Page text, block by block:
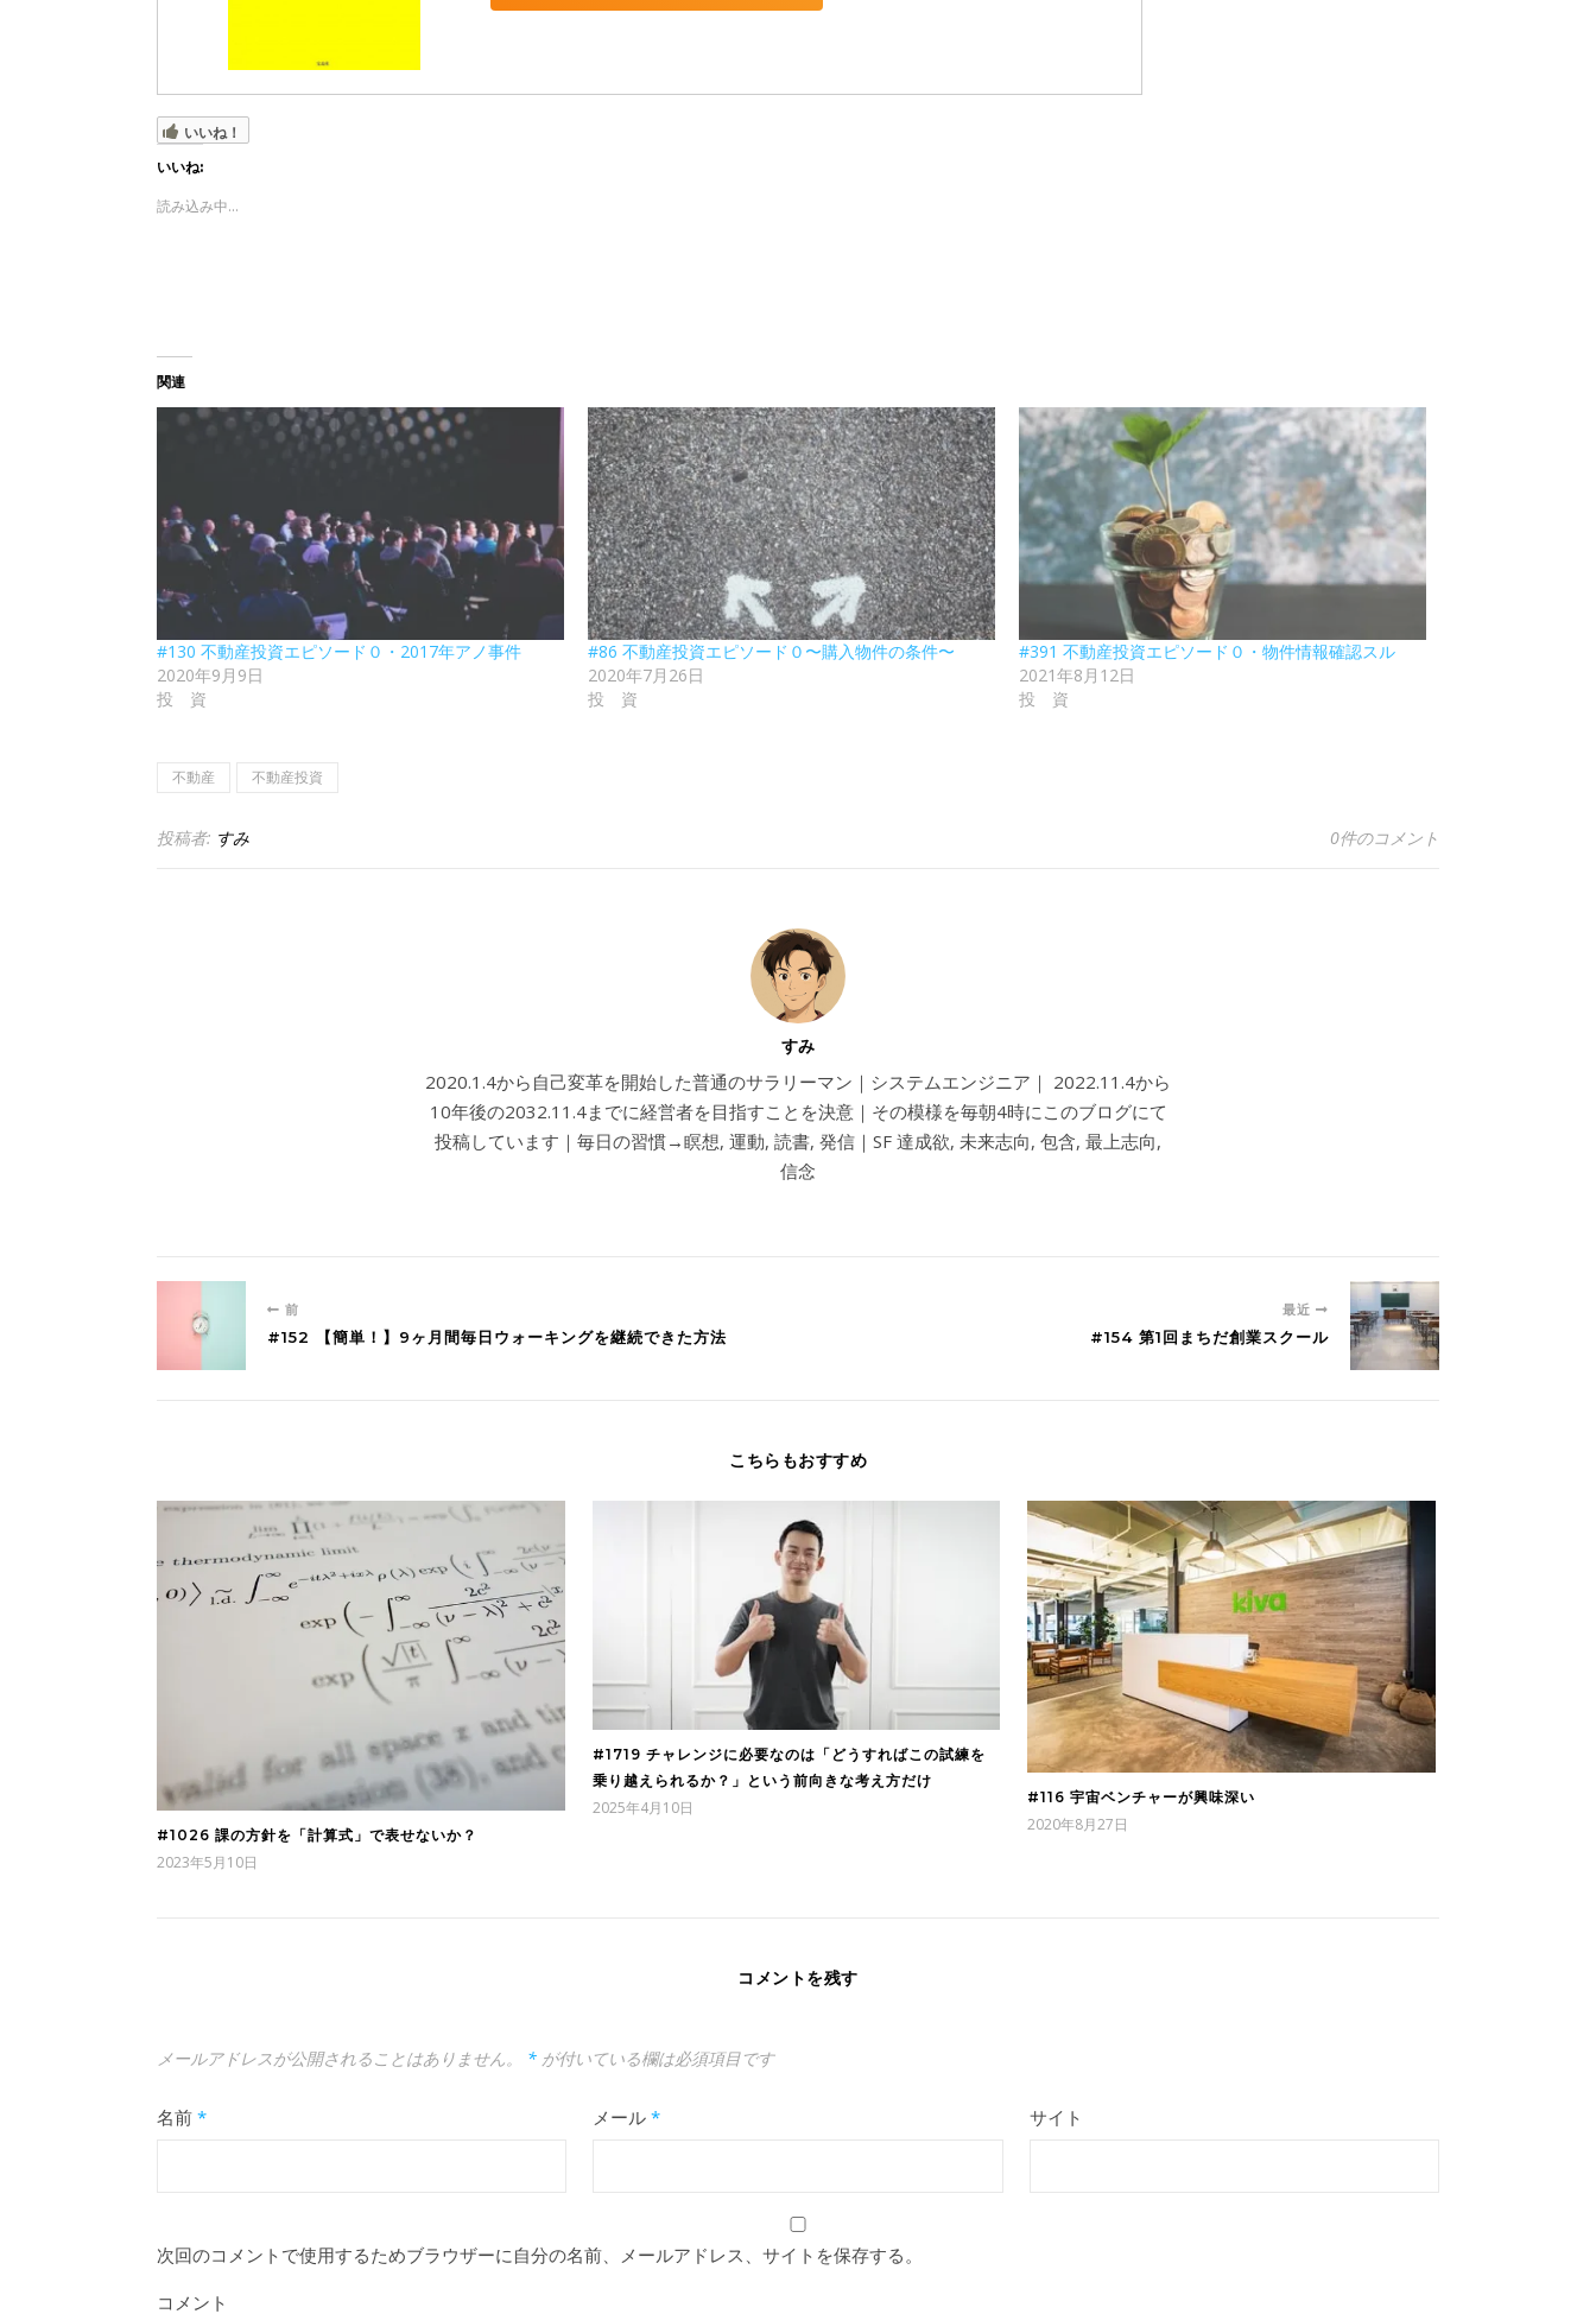
いいね！
いいね:
読み込み中...
関連
#130 不動産投資エピソード０・2017年アノ事件
2020年9月9日
投 資
#86 不動産投資エピソード０〜購入物件の条件〜
2020年7月26日
投 資
#391 不動産投資エピソード０・物件情報確認スル
2021年8月12日
投 資
不動産 不動産投資
投稿者: すみ 0件のコメント
すみ
2020.1.4から自己変革を開始した普通のサラリーマン｜システムエンジニア｜ 2022.11.4から
10年後の2032.11.4までに経営者を目指すことを決意｜その模様を毎朝4時にこのブログにて
投稿しています｜毎日の習慣→瞑想, 運動, 読書, 発信｜SF 達成欲, 未来志向, 包含, 最上志向,
信念
前
#152 【簡単！】9ヶ月間毎日ウォーキングを継続できた方法
最近
#154 第1回まちだ創業スクール
こちらもおすすめ
#1026 課の方針を「計算式」で表せないか？
2023年5月10日
#1719 チャレンジに必要なのは「どうすればこの試練を
乗り越えられるか？」という前向きな考え方だけ
2025年4月10日
#116 宇宙ベンチャーが興味深い
2020年8月27日
コメントを残す
メールアドレスが公開されることはありません。 * が付いている欄は必須項目です
名前 * メール* サイト
次回のコメントで使用するためブラウザーに自分の名前、メールアドレス、サイトを保存する。
コメント